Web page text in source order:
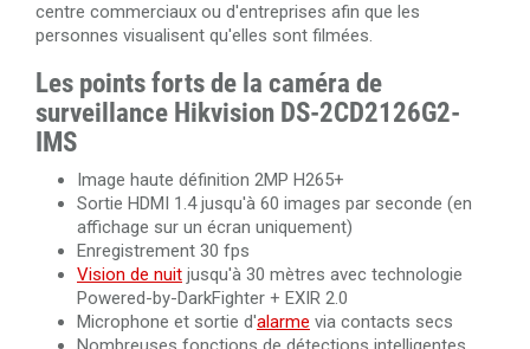
centre commerciaux ou d'entreprises afin que les
personnes visualisent qu'elles sont filmées.
Les points forts de la caméra de
surveillance Hikvision DS-2CD2126G2-
IMS
Image haute définition 2MP H265+
Sortie HDMI 1.4 jusqu'à 60 images par seconde (en
affichage sur un écran uniquement)
Enregistrement 30 fps
Vision de nuit jusqu'à 30 mètres avec technologie
Powered-by-DarkFighter + EXIR 2.0
Microphone et sortie d'alarme via contacts secs